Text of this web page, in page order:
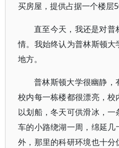
买房屋，提供占据一个楼层
直至今天，我还是对
情。我始终认为普林斯顿
地方。
普林斯顿大学很幽静，
校内每一栋楼都很漂亮，
以划船，冬天可供滑冰，
车的小路绕湖一周，绵延
外，那里的科研环境也十